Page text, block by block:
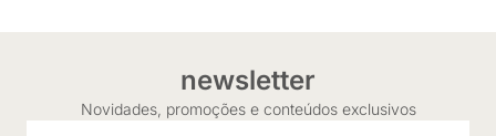
newsletter
Novidades, promoções e conteúdos exclusivos